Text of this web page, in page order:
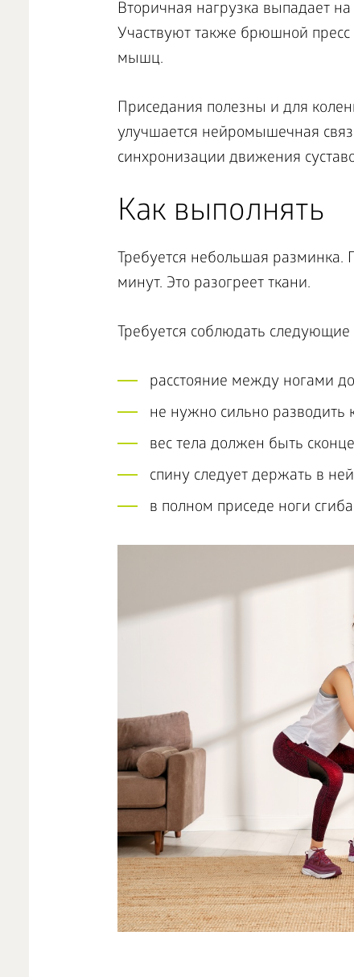
Вторичная нагрузка выпадает
Участвуют также брюшной
мышц.
Приседания полезны и для
улучшается нейромышечная
синхронизации движения
Как выполнять
Требуется небольшая разминка.
минут. Это разогреет ткани.
Требуется соблюдать следующие
расстояние между ногaми
не нужно сильно разводить
вес тела должен быть
спину следует держать в
в полном приседе ноги